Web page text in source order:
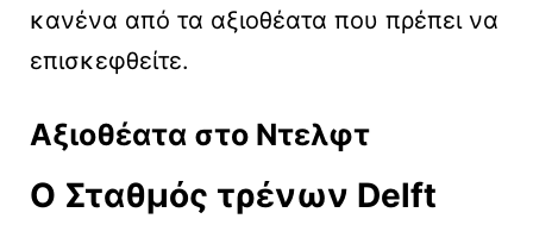
κανένα από τα αξιοθέατα που πρέπει να
επισκεφθείτε.
Αξιοθέατα στο Ντελφτ
Ο Σταθμός τρένων Delft